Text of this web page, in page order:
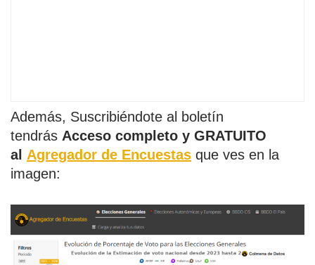
Además, Suscribiéndote al boletín
tendrás Acceso completo y GRATUITO
al Agregador de Encuestas que ves en la
imagen: